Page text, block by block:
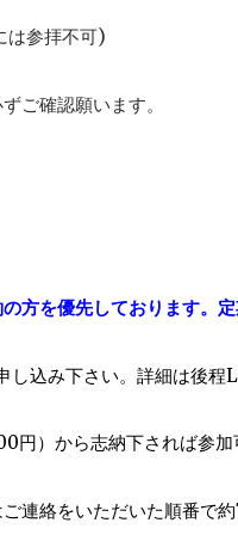
は参拝不可)
ご確認願います。
方を優先しております。定
し込み下さい。詳細は後程
円）から志納下されば参加
連絡をいただいた順番で